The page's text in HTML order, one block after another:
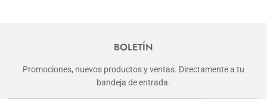
BOLETÍN
Promociones, nuevos productos y ventas. Directamente a tu
bandeja de entrada.